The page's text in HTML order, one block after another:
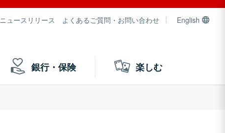
ニュースリリース よくあるご質問・お問い合わせ English
銀行・保険 楽しむ